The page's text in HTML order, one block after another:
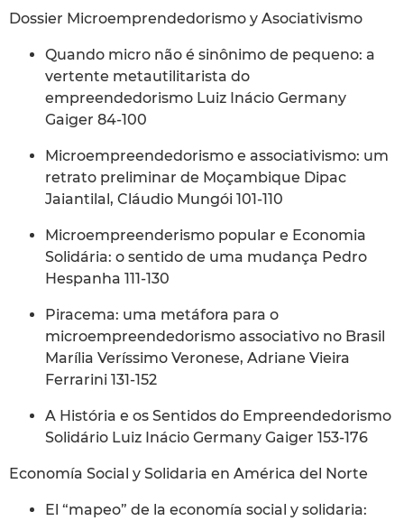
Dossier Microemprendedorismo y Asociativismo
Quando micro não é sinônimo de pequeno: a
vertente metautilitarista do
empreendedorismo Luiz Inácio Germany
Gaiger 84-100
Microempreendedorismo e associativismo: um
retrato preliminar de Moçambique Dipac
Jaiantilal, Cláudio Mungói 101-110
Microempreenderismo popular e Economia
Solidária: o sentido de uma mudança Pedro
Hespanha 111-130
Piracema: uma metáfora para o
microempreendedorismo associativo no Brasil
Marília Veríssimo Veronese, Adriane Vieira
Ferrarini 131-152
A História e os Sentidos do Empreendedorismo
Solidário Luiz Inácio Germany Gaiger 153-176
Economía Social y Solidaria en América del Norte
El “mapeo” de la economía social y solidaria: